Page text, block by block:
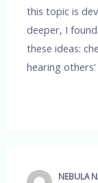
this topic is
deeper, I
these ideas:
hearing
NEBULA